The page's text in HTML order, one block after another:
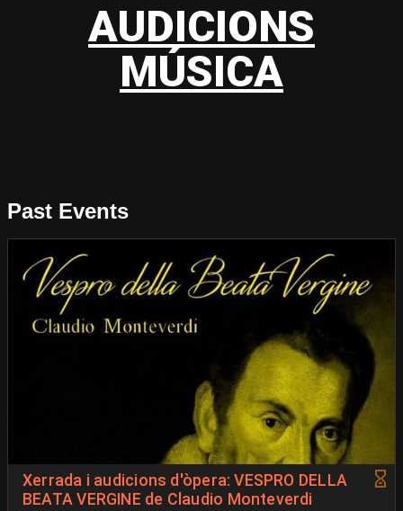
AUDICIONS
MÚSICA
Past Events
Xerrada i audicions d'òpera: VESPRO DELLA
BEATA VERGINE de Claudio Monteverdi